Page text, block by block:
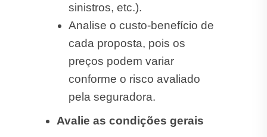
sinistros, etc.).
Analise o custo-benefício de
cada proposta, pois os
preços podem variar
conforme o risco avaliado
pela seguradora.
Avalie as condições gerais